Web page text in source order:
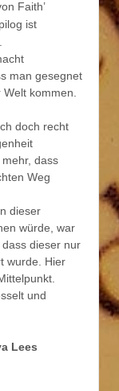
Faith’
ist
man gesegnet
kommen.
doch recht
dass
Weg
dieser
würde, war
dieser nur
wurde. Hier
und
Lees